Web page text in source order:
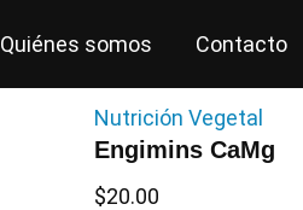
Quiénes somos Contacto
Nutrición Vegetal
Engimins CaMg
$20.00